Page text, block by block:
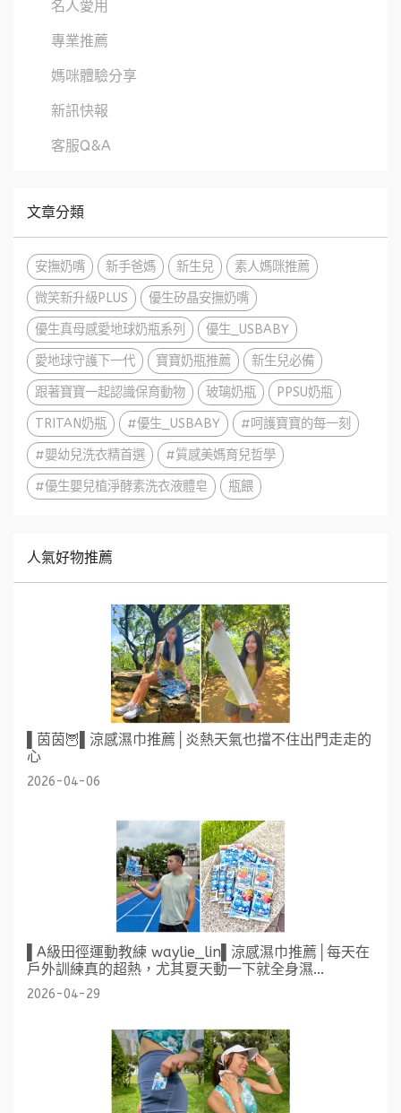
名人愛用
專業推薦
媽咪體驗分享
新訊快報
客服Q&A
文章分類
安撫奶嘴 新手爸媽 新生兒 素人媽咪推薦
微笑新升級PLUS 優生矽晶安撫奶嘴
優生真母感愛地球奶瓶系列 優生_USBABY
愛地球守護下一代 寶寶奶瓶推薦 新生兒必備
跟著寶寶一起認識保育動物 玻璃奶瓶 PPSU奶瓶
TRITAN奶瓶 #優生_USBABY #呵護寶寶的每一刻
#嬰幼兒洗衣精首選 #質感美媽育兒哲學
#優生嬰兒植淨酵素洗衣液體皂 瓶餵
人氣好物推薦
▌茵茵🦉▌涼感濕巾推薦│炎熱天氣也擋不住出門走走的
心
2026-04-06
▌A級田徑運動教練 waylie_lin▌涼感濕巾推薦│每天在
戶外訓練真的超熱，尤其夏天動一下就全身濕...
2026-04-29